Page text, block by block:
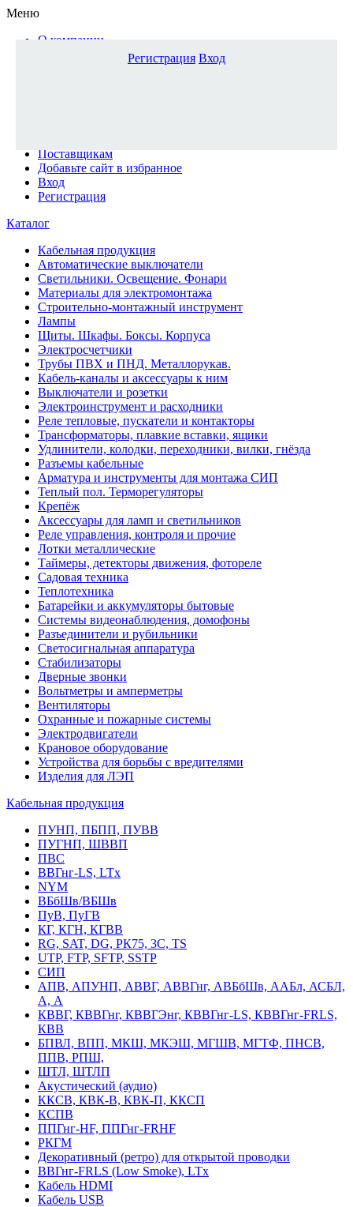
Меню
О компании
Доставка и оплата
Поставщикам
Добавьте сайт в избранное
Вход
Регистрация
Каталог
Кабельная продукция
Автоматические выключатели
Светильники. Освещение. Фонари
Материалы для электромонтажа
Строительно-монтажный инструмент
Лампы
Щиты. Шкафы. Боксы. Корпуса
Электросчетчики
Трубы ПВХ и ПНД. Металлорукав.
Кабель-каналы и аксессуары к ним
Выключатели и розетки
Электроинструмент и расходники
Реле тепловые, пускатели и контакторы
Трансформаторы, плавкие вставки, ящики
Удлинители, колодки, переходники, вилки, гнёзда
Разъемы кабельные
Арматура и инструменты для монтажа СИП
Теплый пол. Терморегуляторы
Крепёж
Аксессуары для ламп и светильников
Реле управления, контроля и прочие
Лотки металлические
Таймеры, детекторы движения, фотореле
Садовая техника
Теплотехника
Батарейки и аккумуляторы бытовые
Системы видеонаблюдения, домофоны
Разъединители и рубильники
Светосигнальная аппаратура
Стабилизаторы
Дверные звонки
Вольтметры и амперметры
Вентиляторы
Охранные и пожарные системы
Электродвигатели
Крановое оборудование
Устройства для борьбы с вредителями
Изделия для ЛЭП
Кабельная продукция
ПУНП, ПБПП, ПУВВ
ПУГНП, ШВВП
ПВС
ВВГнг-LS, LTx
NYM
ВБбШв/ВБШв
ПуВ, ПуГВ
КГ, КГН, КГВВ
RG, SAT, DG, РК75, 3С, TS
UTP, FTP, SFTP, SSTP
СИП
АПВ, АПУНП, АВВГ, АВВГнг, АВБбШв, ААБл, АСБЛ,
А, А
КВВГ, КВВГнг, КВВГЭнг, КВВГнг-LS, КВВГнг-FRLS,
КВВ
БПВЛ, ВПП, МКШ, МКЭШ, МГШВ, МГТФ, ПНСВ,
ППВ, РПШ,
ШТЛ, ШТЛП
Акустический (аудио)
ККСВ, КВК-В, КВК-П, ККСП
КСПВ
ППГнг-HF, ППГнг-FRHF
РКГМ
Декоративный (ретро) для открытой проводки
ВВГнг-FRLS (Low Smoke), LTx
Кабель HDMI
Кабель USB
Регистрация Вход